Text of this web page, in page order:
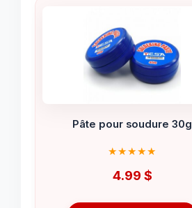
Pâte pour soudure 30g
4.99 $